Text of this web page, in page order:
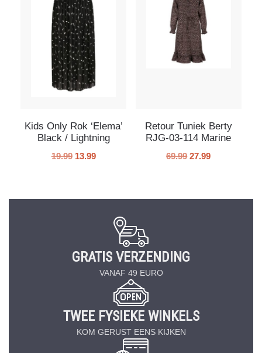
Kids Only Rok ‘Elema’
Black / Lightning
19.99 13.99
Retour Tuniek Berty
RJG-03-114 Marine
69.99 27.99
GRATIS VERZENDING
VANAF 49 EURO
TWEE FYSIEKE WINKELS
KOM GERUST EENS KIJKEN